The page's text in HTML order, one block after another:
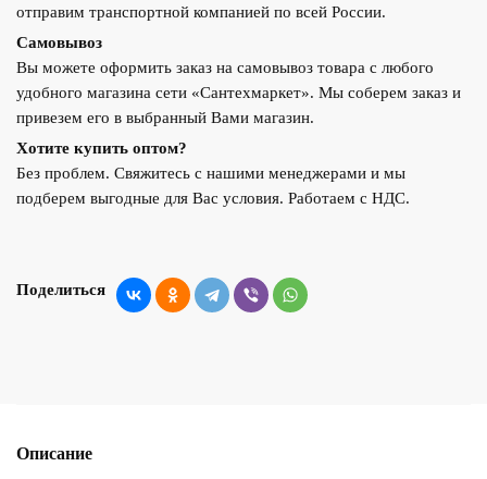
отправим транспортной компанией по всей России.
Самовывоз
Вы можете оформить заказ на самовывоз товара с любого
удобного магазина сети «Сантехмаркет». Мы соберем заказ и
привезем его в выбранный Вами магазин.
Хотите купить оптом?
Без проблем. Свяжитесь с нашими менеджерами и мы
подберем выгодные для Вас условия. Работаем с НДС.
Поделиться
Описание